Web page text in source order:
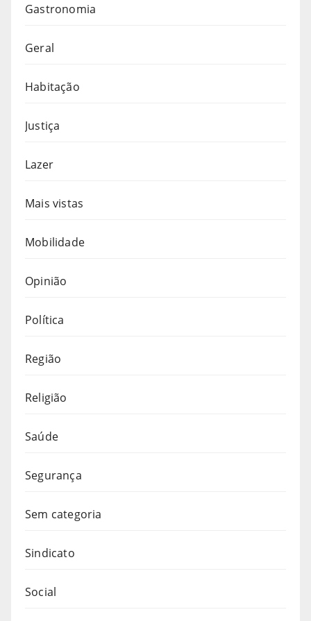
Gastronomia
Geral
Habitação
Justiça
Lazer
Mais vistas
Mobilidade
Opinião
Política
Região
Religião
Saúde
Segurança
Sem categoria
Sindicato
Social